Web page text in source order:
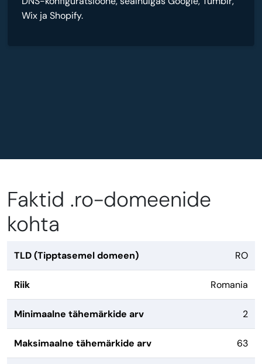
Wix ja Shopify.
Faktid .ro-domeenide
kohta
TLD (Tipptasemel domeen) RO
Riik Romania
Minimaalne tähemärkide arv 2
Maksimaalne tähemärkide arv 63